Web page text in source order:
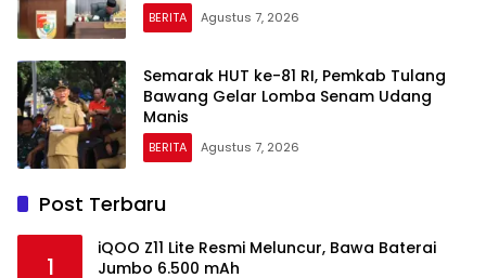
BERITA Agustus 7, 2026
Semarak HUT ke-81 RI, Pemkab Tulang
Bawang Gelar Lomba Senam Udang
Manis
BERITA Agustus 7, 2026
Post Terbaru
1
iQOO Z11 Lite Resmi Meluncur, Bawa Baterai
Jumbo 6.500 mAh